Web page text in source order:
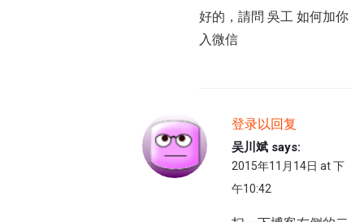
好的，請問 吳工 如何加你
入微信
登录以回复
吴川斌 says:
2015年11月14日 at 下
午10:42